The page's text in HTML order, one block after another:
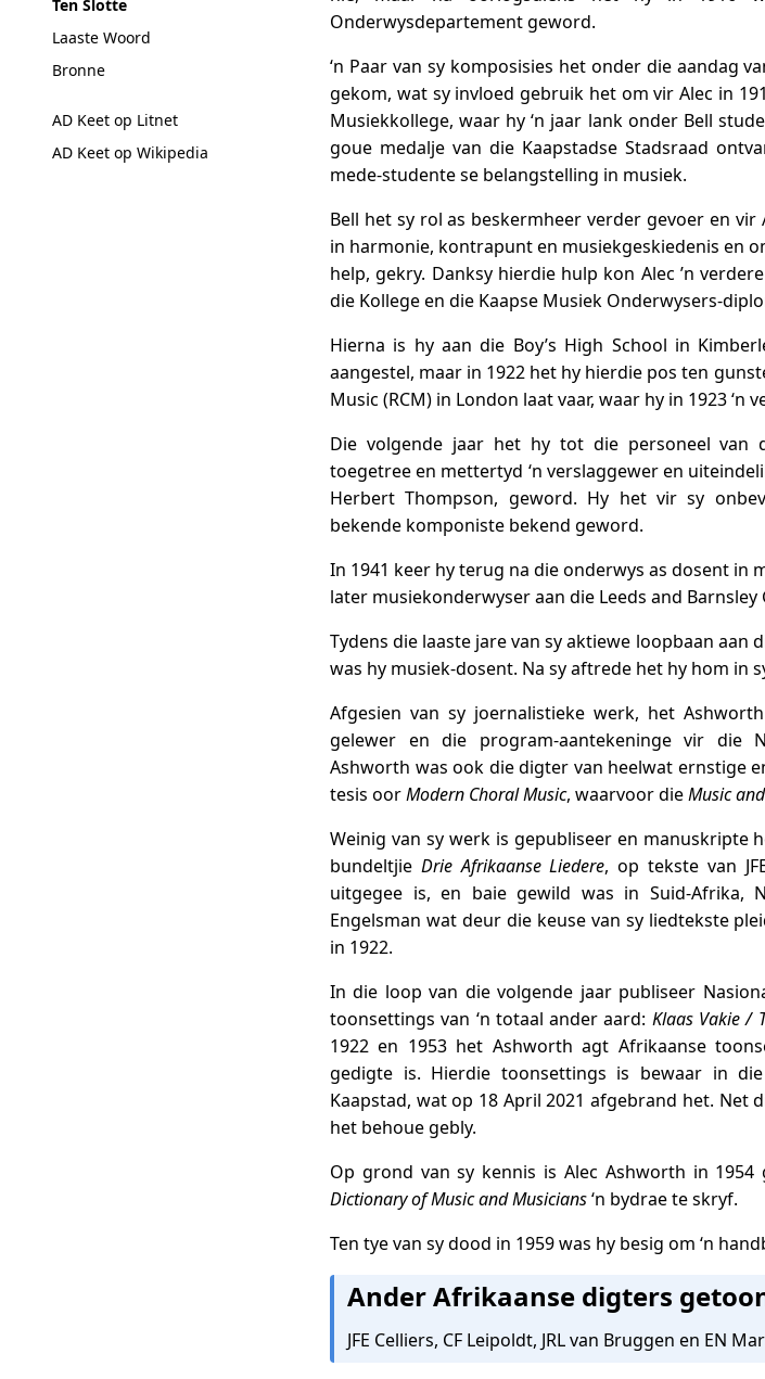
Ten Slotte
Laaste Woord
Bronne
AD Keet op Litnet
AD Keet op Wikipedia
Onderwysdepartement geword.
‘n Paar van sy komposisies het onder die aandag
gekom, wat sy invloed gebruik het om vir Alec in
Musiekkollege, waar hy ‘n jaar lank onder Bell
goue medalje van die Kaapstadse Stadsraad
mede-studente se belangstelling in musiek.
Bell het sy rol as beskermheer verder gevoer en
in harmonie, kontrapunt en musiekgeskiedenis en
help, gekry. Danksy hierdie hulp kon Alec ’n
die Kollege en die Kaapse Musiek Onderwysers-
Hierna is hy aan die Boy’s High School in
aangestel, maar in 1922 het hy hierdie pos ten
Music (RCM) in London laat vaar, waar hy in 1923 ‘n
Die volgende jaar het hy tot die personeel van
toegetree en mettertyd ‘n verslaggewer en
Herbert Thompson, geword. Hy het vir sy
bekende komponiste bekend geword.
In 1941 keer hy terug na die onderwys as dosent in
later musiekonderwyser aan die Leeds and Barnsley
Tydens die laaste jare van sy aktiewe loopbaan aan
was hy musiek-dosent. Na sy aftrede het hy hom in
Afgesien van sy joernalistieke werk, het
gelewer en die program-aantekeninge vir die
Ashworth was ook die digter van heelwat ernstige
tesis oorModern Choral Music, waarvoor dieMusic
Weinig van sy werk is gepubliseer en manuskripte
bundeltjie Drie Afrikaanse Liedere, op tekste van
uitgegee is, en baie gewild was in Suid-Afrika,
Engelsman wat deur die keuse van sy liedtekste
in 1922.
In die loop van die volgende jaar publiseer
toonsettings van ‘n totaal ander aard: Klaas Vakie /
1922 en 1953 het Ashworth agt Afrikaanse
gedigte is. Hierdie toonsettings is bewaar in
Kaapstad, wat op 18 April 2021 afgebrand het. Net
het behoue gebly.
Op grond van sy kennis is Alec Ashworth in
Dictionary of Music and Musicians‘n bydrae te skryf.
Ten tye van sy dood in 1959 was hy besig om ‘n
Ander Afrikaanse digters
JFE Celliers, CF Leipoldt, JRL van Bruggen en EN